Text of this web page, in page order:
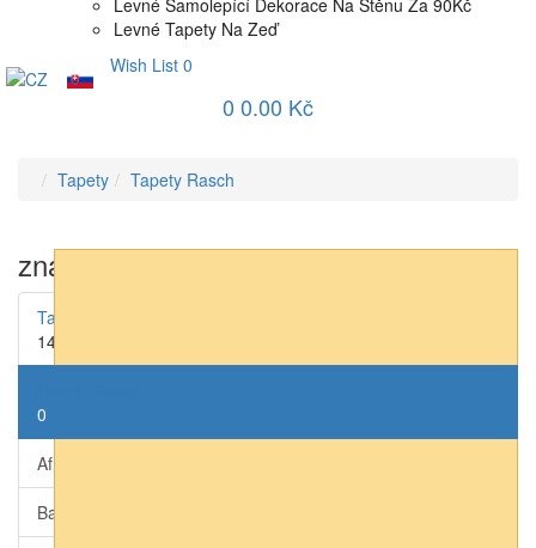
Levné Samolepící Dekorace Na Stěnu Za 90Kč
Levné Tapety Na Zeď
Wish List 0
0 0.00 Kč
Tapety Tapety Rasch
značka
Tapety AS-Creation
14
0
African Queen III (přírodní)
Bambino XIX (dětské)